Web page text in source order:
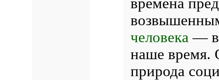
человека —
наше время.
природа